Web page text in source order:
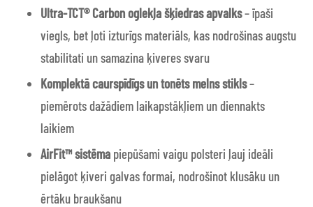
Ultra-TCT® Carbon oglekļa šķiedras apvalks– īpaši
viegls, bet ļoti izturīgs materiāls, kas nodrošinas augstu
stabilitati un samazina ķiveres svaru
Komplektā caurspīdīgs un tonēts melns stikls–
piemērots dažādiem laikapstākļiem un diennakts
laikiem
AirFit™ sistēmapiepūšami vaigu polsteri ļauj ideāli
pielāgot ķiveri galvas formai, nodrošinot klusāku un
ērtāku braukšanu